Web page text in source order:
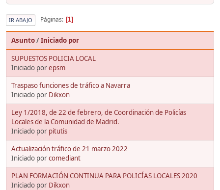
IR ABAJO Páginas 1
Asunto/Iniciado por
SUPUESTOS POLICIA LOCAL
Iniciado porepsm
Traspaso funciones de tráfico a Navarra
Iniciado por Dikxon
Ley 1/2018, de 22 de febrero, de Coordinación de Policías
Locales de la Comunidad de Madrid.
Iniciado por pitutis
Actualización tráfico de 21 marzo 2022
Iniciado porcomediant
PLAN FORMACIÓN CONTINUA PARA POLICÍAS LOCALES 2020
Iniciado por Dikxon